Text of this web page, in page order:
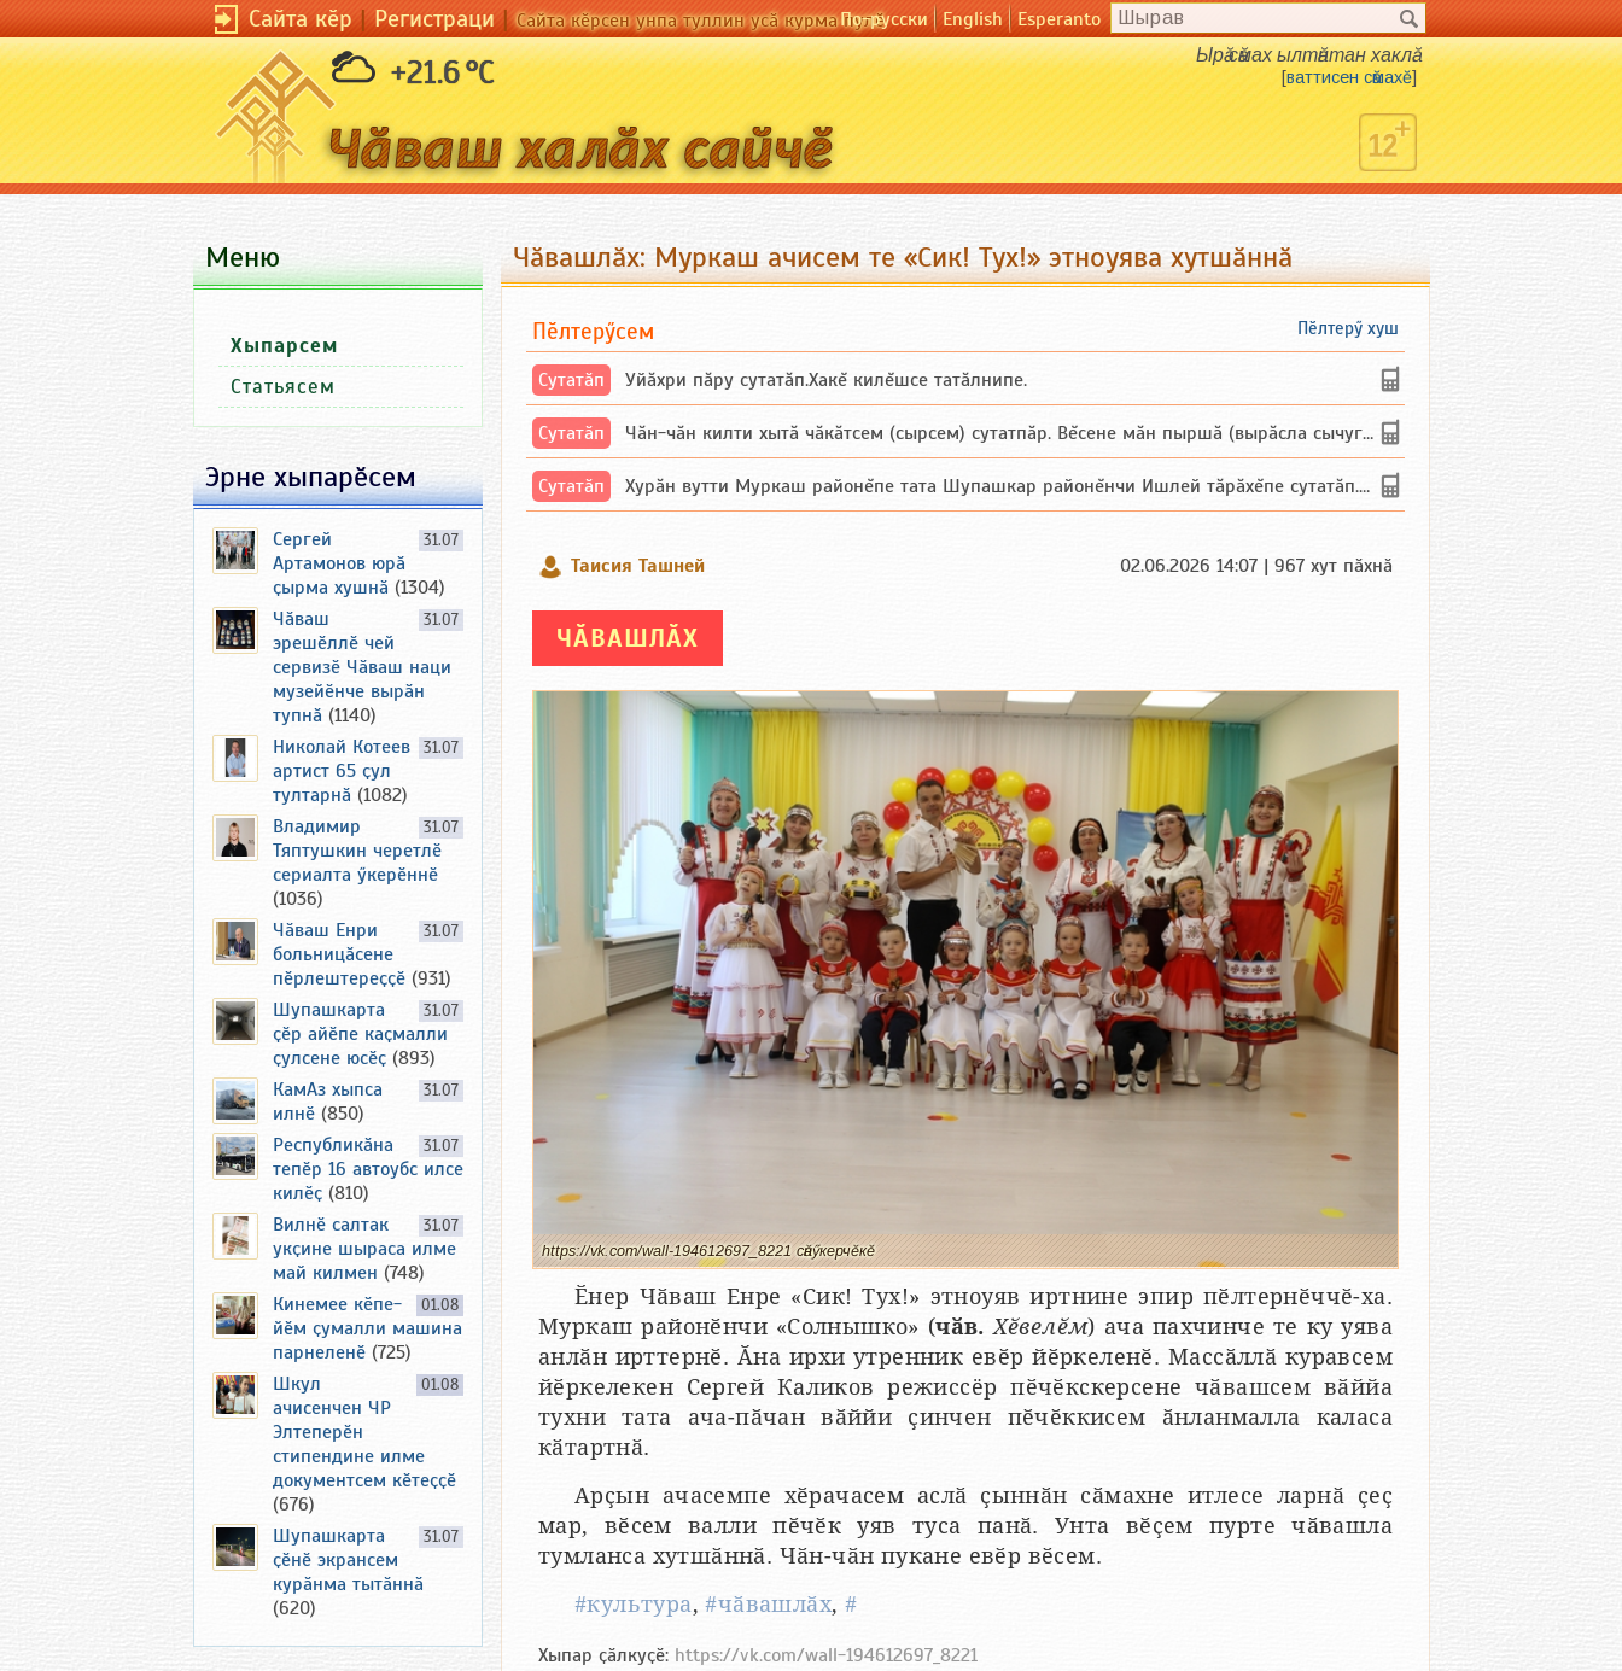
Сайта кӗр|Регистраци|Сайта кӗрсен унпа туллин усӑ курма пулӗПо-русски English Esperanto
+21.6 °C Ырӑ сӑмах ылтӑнтан хаклӑ.
[ваттисен сӑмахӗ]
Чӑвашлӑх: Муркаш ачисем те «Сик! Тух!» этноуява хутшӑннӑ
Пӗлтерӳ хуш
Пӗлтерӳсем
Сутатӑп Уйăхри пăру сутатăп.Хакĕ килĕшсе татăлнипе.
Сутатӑп Чăн-чăн килти хытă чăкăтсем (сырсем) сутатпăр. Вĕсене мăн пыршă (вырăсла сычуг) ...
Сутатӑп Хурăн вутти Муркаш районĕпе тата Шупашкар районĕнчи Ишлей тăрăхĕпе сутатăп. Ха...
Таисия Ташней 02.06.2026 14:07 | 967 хут пӑхнӑ
ЧӐВАШЛӐХ
https://vk.com/wall-194612697_8221 сӑнӳкерчӗкӗ
Ӗнер Чӑваш Енре «Сик! Тух!» этноуяв иртнине эпир пӗлтернӗччӗ-ха.
Муркаш районӗнчи «Солнышко» (чӑв. Хӗвелӗм) ача пахчинче те ку уява
анлӑн ирттернӗ. Ӑна ирхи утренник евӗр йӗркеленӗ. Массӑллӑ куравсем
йӗркелекен Сергей Каликов режиссёр пӗчӗкскерсене чӑвашсем вӑййа
тухни тата ача-пӑчан вӑййи ҫинчен пӗчӗккисем ӑнланмалла каласа
кӑтартнӑ.
Арҫын ачасемпе хӗрачасем аслӑ ҫыннӑн сӑмахне итлесе ларнӑ ҫеҫ
мар, вӗсем валли пӗчӗк уяв туса панӑ. Унта вӗҫем пурте чӑвашла
тумланса хутшӑннӑ. Чӑн-чӑн пукане евӗр вӗсем.
#культура,#чӑвашлӑх, #
Хыпар ҫӑлкуҫӗ: https://vk.com/wall-194612697_8221
Меню
Хыпарсем
Статьясем
Эрне хыпарӗсем
31.07
Сергей
Артамонов юрӑ
ҫырма хушнӑ (1304)
31.07
Чӑваш
эрешӗллӗ чей
сервизӗ Чӑваш наци
музейӗнче вырӑн
тупнӑ (1140)
31.07
Николай Котеев
артист 65 ҫул
тултарнӑ (1082)
31.07
Владимир
Тяптушкин черетлӗ
сериалта ӳкерӗннӗ
(1036)
31.07
Чӑваш Енри
больницӑсене
пӗрлештереҫҫӗ (931)
31.07
Шупашкарта
ҫӗр айӗпе каҫмалли
ҫулсене юсӗҫ (893)
31.07
КамАз хыпса
илнӗ (850)
31.07
Республикӑна
тепӗр 16 автоубс илсе
килӗҫ (810)
31.07
Вилнӗ салтак
укҫине шыраса илме
май килмен (748)
01.08
Кинемее кӗпе-
йӗм ҫумалли машина
парнеленӗ (725)
01.08
Шкул
ачисенчен ЧР
Элтеперӗн
стипендине илме
документсем кӗтеҫҫӗ
(676)
31.07
Шупашкарта
ҫӗнӗ экрансем
курӑнма тытӑннӑ
(620)